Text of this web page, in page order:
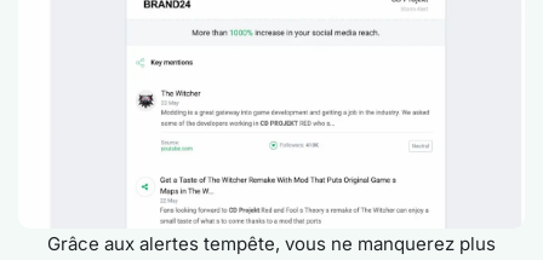
Grâce aux alertes tempête, vous ne manquerez plus